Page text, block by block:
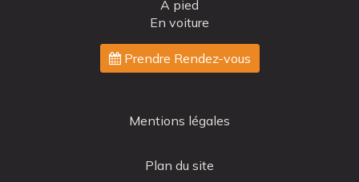
A pied
En voiture
Prendre Rendez-vous
Navigation
secondaire
Mentions légales
Plan du site